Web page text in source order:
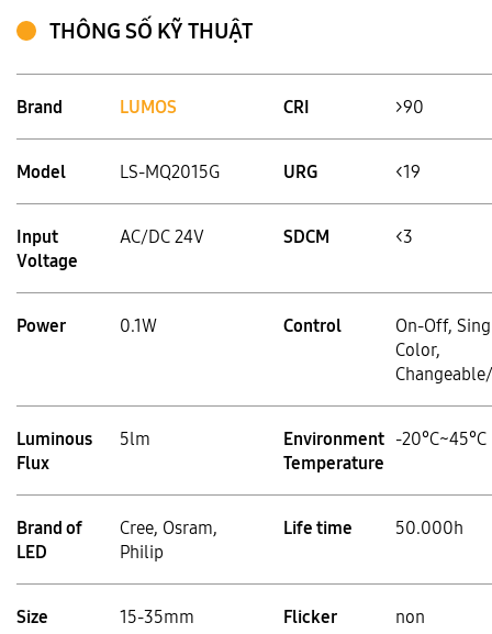
THÔNG SỐ KỸ THUẬT
Brand LUMOS CRI >90
Model LS-MQ2015G URG <19
Input
Voltage
AC/DC 24V SDCM <3
Power 0.1W Control
On-Off,
Color,
Luminous
Flux
5lm
Environment
Temperature
-20°C~45°C
Brand of
LED
Cree, Osram,
Philip
Life time 50.000h
Size 15-35mm Flicker non